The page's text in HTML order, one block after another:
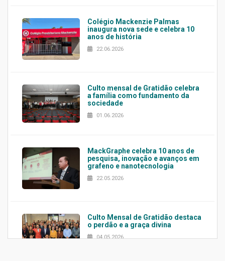
Colégio Mackenzie Palmas
inaugura nova sede e celebra 10
anos de história
22.06.2026
Culto mensal de Gratidão celebra
a família como fundamento da
sociedade
01.06.2026
MackGraphe celebra 10 anos de
pesquisa, inovação e avanços em
grafeno e nanotecnologia
22.05.2026
Culto Mensal de Gratidão destaca
o perdão e a graça divina
04.05.2026